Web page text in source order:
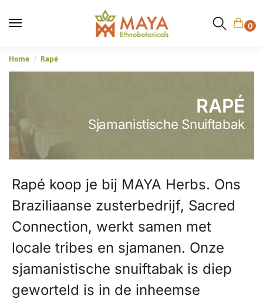
0
Home / Rapé
RAPÉ
Sjamanistische Snuiftabak
Rapé koop je bij MAYA Herbs. Ons
Braziliaanse zusterbedrijf, Sacred
Connection, werkt samen met
locale tribes en sjamanen. Onze
sjamanistische snuiftabak is diep
geworteld is in de inheemse